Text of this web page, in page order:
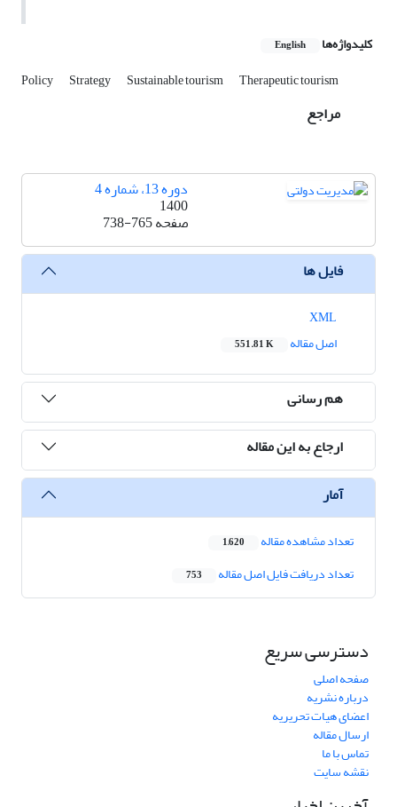
کلیدواژه‌ها English
Policy Strategy Sustainable tourism Therapeutic tourism
مراجع
دوره 13، شماره 4
1400
صفحه738-765
فایل ها
اصل مقاله
551.81 K
هم رسانی
ارجاع به این مقاله
آمار
تعداد مشاهده مقاله 1,620
تعداد دریافت فایل اصل مقاله 753
دسترسی سریع
صفحه اصلی
درباره نشریه
اعضای هیات تحریریه
ارسال مقاله
تماس با ما
نقشه سایت